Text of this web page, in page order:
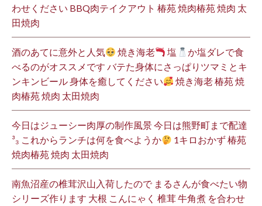
わせください BBQ肉テイクアウト 椿苑 焼肉椿苑 焼肉 太
田焼肉
酒のあてに意外と人気 焼き海老 塩
か塩ダレで食
べるのがオススメです バテた身体にさっぱりツマミとキ
ンキンビール 身体を癒してください
焼き海老 椿苑 焼
肉椿苑 焼肉 太田焼肉
今日はジューシー肉厚の制作風景 今日は熊野町まで配達
³₃ これからランチは何を食べようか
1キロおかず 椿苑
焼肉椿苑 焼肉 太田焼肉
南魚沼産の椎茸沢山入荷したので まるさんが食べたい物
シリーズ作ります 大根 こんにゃく 椎茸 牛角煮 を合わせ